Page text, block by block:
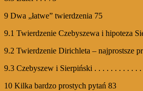
9 Dwa „łatwe” twierdzenia 75
9.1 Twierdzenie Czebyszewa i hipoteza
9.2 Twierdzenie Dirichleta – najprostsze
9.3 Czebyszew i Sierpiński . . . . . . . . . . .
10 Kilka bardzo prostych pytań 83